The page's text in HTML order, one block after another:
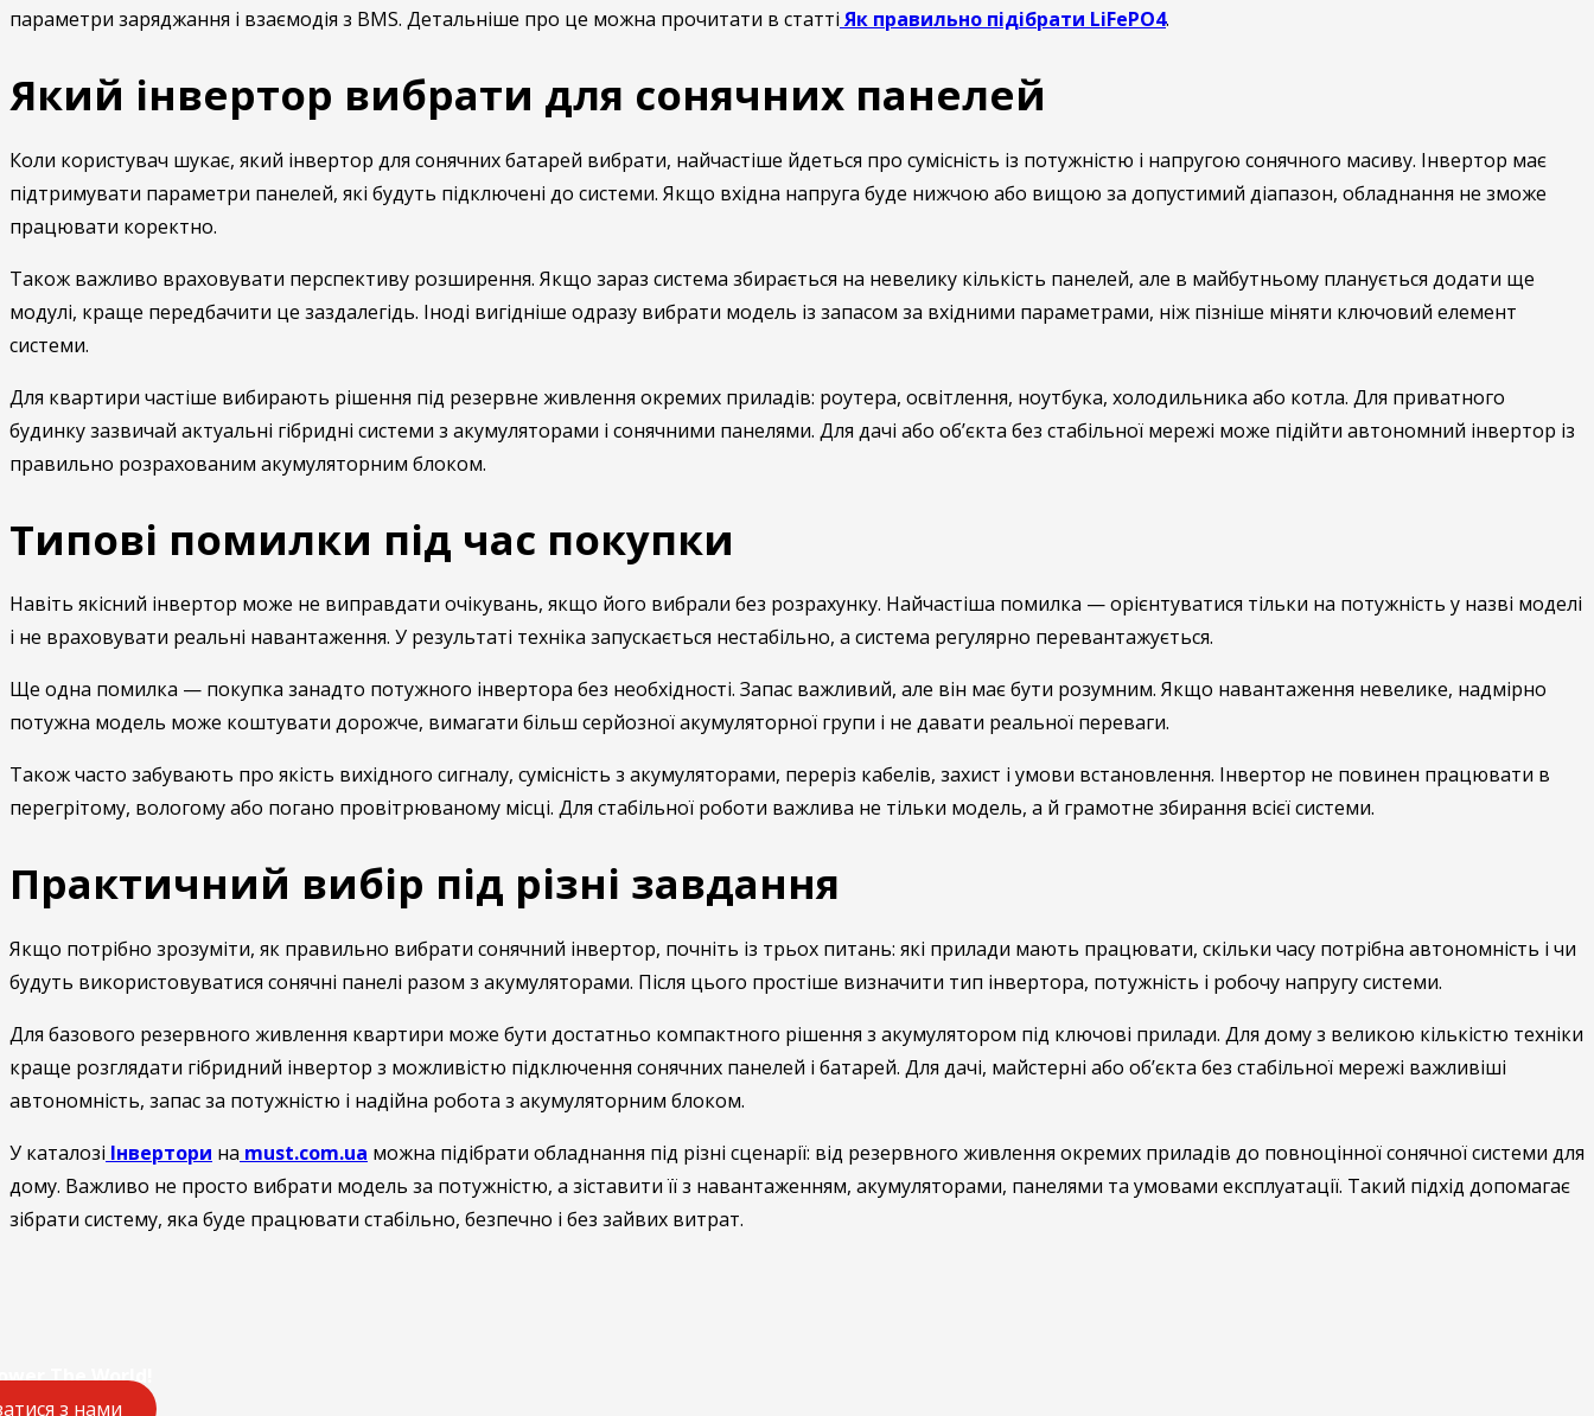
параметри заряджання і взаємодія з BMS. Детальніше про це можна прочитати в статті Як правильно підібрати LiFePO4.
Який інвертор вибрати для сонячних панелей
Коли користувач шукає, який інвертор для сонячних батарей вибрати, найчастіше йдеться про сумісність із потужністю і напругою сонячного масиву. Інвертор має
підтримувати параметри панелей, які будуть підключені до системи. Якщо вхідна напруга буде нижчою або вищою за допустимий діапазон, обладнання не зможе
працювати коректно.
Також важливо враховувати перспективу розширення. Якщо зараз система збирається на невелику кількість панелей, але в майбутньому планується додати ще
модулі, краще передбачити це заздалегідь. Іноді вигідніше одразу вибрати модель із запасом за вхідними параметрами, ніж пізніше міняти ключовий елемент
системи.
Для квартири частіше вибирають рішення під резервне живлення окремих приладів: роутера, освітлення, ноутбука, холодильника або котла. Для приватного
будинку зазвичай актуальні гібридні системи з акумуляторами і сонячними панелями. Для дачі або об’єкта без стабільної мережі може підійти автономний інвертор із
правильно розрахованим акумуляторним блоком.
Типові помилки під час покупки
Навіть якісний інвертор може не виправдати очікувань, якщо його вибрали без розрахунку. Найчастіша помилка — орієнтуватися тільки на потужність у назві моделі
і не враховувати реальні навантаження. У результаті техніка запускається нестабільно, а система регулярно перевантажується.
Ще одна помилка — покупка занадто потужного інвертора без необхідності. Запас важливий, але він має бути розумним. Якщо навантаження невелике, надмірно
потужна модель може коштувати дорожче, вимагати більш серйозної акумуляторної групи і не давати реальної переваги.
Також часто забувають про якість вихідного сигналу, сумісність з акумуляторами, переріз кабелів, захист і умови встановлення. Інвертор не повинен працювати в
перегрітому, вологому або погано провітрюваному місці. Для стабільної роботи важлива не тільки модель, а й грамотне збирання всієї системи.
Практичний вибір під різні завдання
Якщо потрібно зрозуміти, як правильно вибрати сонячний інвертор, почніть із трьох питань: які прилади мають працювати, скільки часу потрібна автономність і чи
будуть використовуватися сонячні панелі разом з акумуляторами. Після цього простіше визначити тип інвертора, потужність і робочу напругу системи.
Для базового резервного живлення квартири може бути достатньо компактного рішення з акумулятором під ключові прилади. Для дому з великою кількістю техніки
краще розглядати гібридний інвертор з можливістю підключення сонячних панелей і батарей. Для дачі, майстерні або об’єкта без стабільної мережі важливіші
автономність, запас за потужністю і надійна робота з акумуляторним блоком.
У каталозі Інвертори на must.com.ua можна підібрати обладнання під різні сценарії: від резервного живлення окремих приладів до повноцінної сонячної системи для
дому. Важливо не просто вибрати модель за потужністю, а зіставити її з навантаженням, акумуляторами, панелями та умовами експлуатації. Такий підхід допомагає
зібрати систему, яка буде працювати стабільно, безпечно і без зайвих витрат.
The World!
з нами